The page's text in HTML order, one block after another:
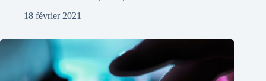
18 février 2021